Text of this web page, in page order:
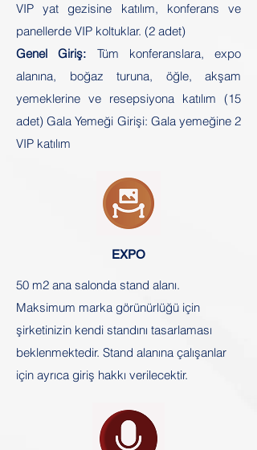
VIP yat gezisine katılım, konferans ve
panellerde VIP koltuklar. (2 adet)
Genel Giriş: Tüm konferanslara, expo
alanına, boğaz turuna, öğle, akşam
yemeklerine ve resepsiyona katılım (15
adet) Gala Yemeği Girişi: Gala yemeğine 2
VIP katılım
EXPO
50 m2 ana salonda stand alanı.
Maksimum marka görünürlüğü için
şirketinizin kendi standını tasarlaması
beklenmektedir. Stand alanına çalışanlar
için ayrıca giriş hakkı verilecektir.​